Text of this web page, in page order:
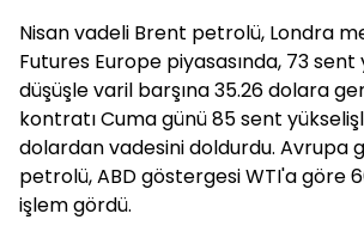
Nisan vadeli Brent petrolü, Londra
Futures Europe piyasasında, 73 sent
düşüşle varil barşına 35.26 dolara
kontratı Cuma günü 85 sent
dolardan vadesini doldurdu. Avrupa
petrolü, ABD göstergesi WTI'a göre
işlem gördü.